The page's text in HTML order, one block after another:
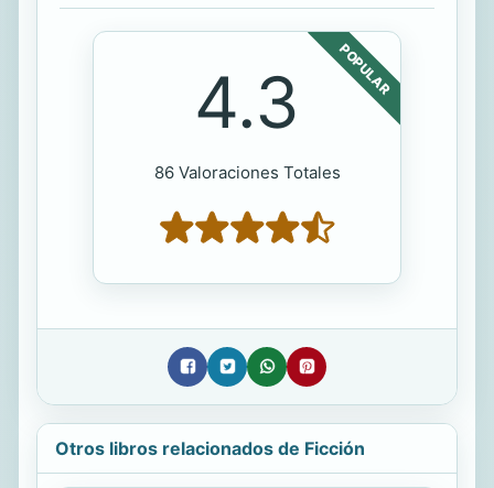
POPULAR
4.3
86 Valoraciones Totales
Otros libros relacionados de Ficción